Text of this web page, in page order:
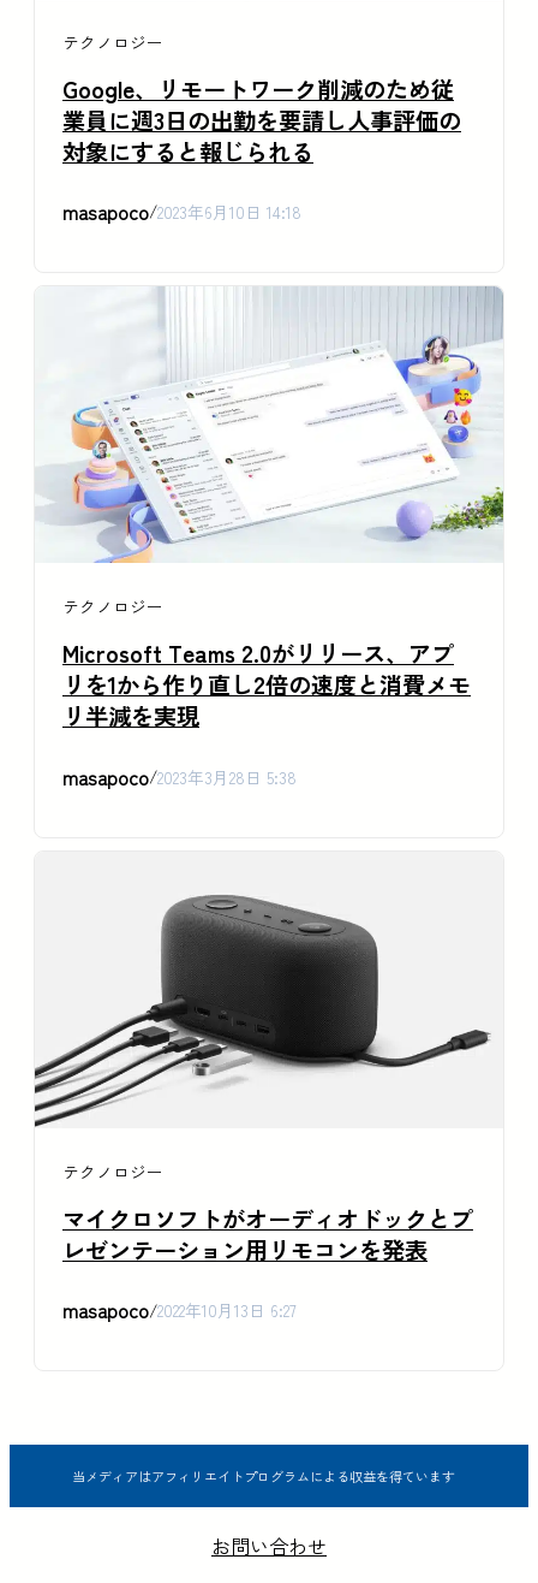
テクノロジー
Google、リモートワーク削減のため従
業員に週3日の出勤を要請し人事評価の
対象にすると報じられる
masapoco/2023年6月10日 14:18
テクノロジー
Microsoft Teams 2.0がリリース、アプ
リを1から作り直し2倍の速度と消費メモ
リ半減を実現
masapoco/2023年3月28日 5:38
テクノロジー
マイクロソフトがオーディオドックとプ
レゼンテーション用リモコンを発表
masapoco/2022年10月13日 6:27
当メディアはアフィリエイトプログラムによる収益を得ています
お問い合わせ